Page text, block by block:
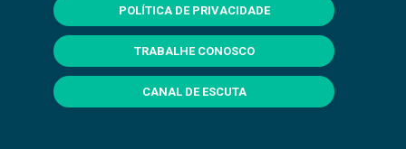
POLÍTICA DE PRIVACIDADE
TRABALHE CONOSCO
CANAL DE ESCUTA